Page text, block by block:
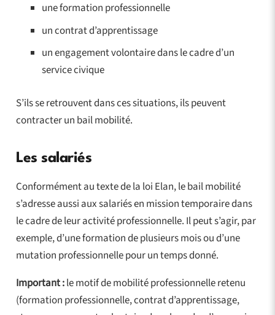
une formation professionnelle
un contrat d’apprentissage
un engagement volontaire dans le cadre d’un
service civique
S’ils se retrouvent dans ces situations, ils peuvent
contracter un bail mobilité.
Les salariés
Conformément au texte de la loi Elan, le bail mobilité
s’adresse aussi aux salariés en mission temporaire dans
le cadre de leur activité professionnelle. Il peut s’agir, par
exemple, d’une formation de plusieurs mois ou d’une
mutation professionnelle pour un temps donné.
Important :le motif de mobilité professionnelle retenu
(formation professionnelle, contrat d’apprentissage,